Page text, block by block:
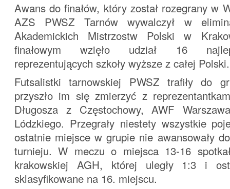
Awans do finałów, który został rozegrany w
AZS PWSZ Tarnów wywalczył w
Akademickich Mistrzostw Polski w
finałowym wzięło udział 16
reprezentujących szkoły wyższe z całej Polski.
Futsalistki tarnowskiej PWSZ trafiły do
przyszło im się zmierzyć z
Długosza z Częstochowy, AWF
Lódzkiego. Przegrały niestety wszystkie
ostatnie miejsce w grupie nie awansowały
turnieju. W meczu o miejsca 13-16
krakowskiej AGH, której uległy 1:3 i
sklasyfikowane na 16. miejscu.